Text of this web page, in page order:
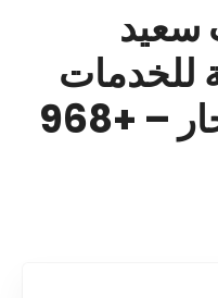
للخدمات
اللوجستية – صحار – +968